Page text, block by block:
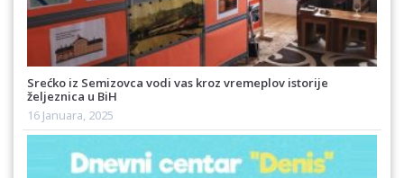
Srećko iz Semizovca vodi vas kroz vremeplov istorije
željeznica u BiH
16 Januara, 2025